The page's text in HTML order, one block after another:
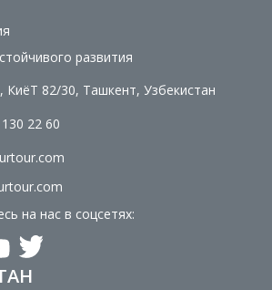
развития
КиёТ 82/30, Ташкент, Узбекистан
22 60
на нас в соцсетях: